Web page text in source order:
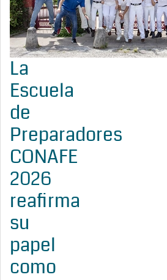
La
Escuela
de
Preparadores
CONAFE
2026
reafirma
su
papel
como